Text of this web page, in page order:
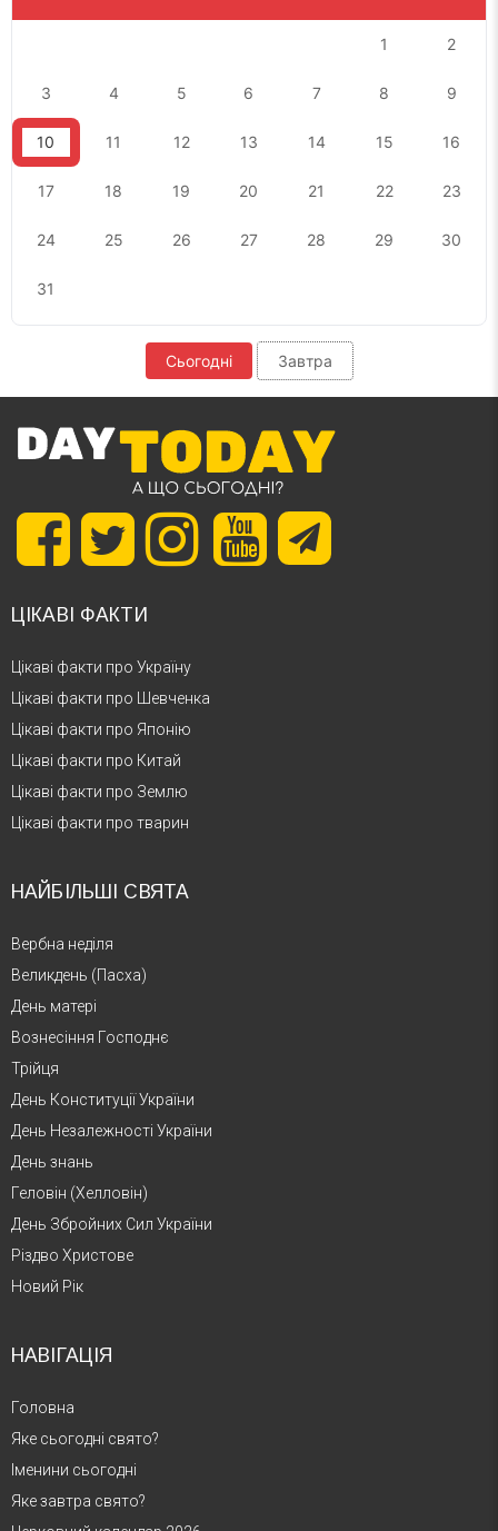
1 2
3 4 5 6 7 8 9
10 11 12 13 14 15 16
17 18 19 20 21 22 23
24 25 26 27 28 29 30
31
Сьогодні Завтра
ЦІКАВІ ФАКТИ
Цікаві факти про Україну
Цікаві факти про Шевченка
Цікаві факти про Японію
Цікаві факти про Китай
Цікаві факти про Землю
Цікаві факти про тварин
НАЙБІЛЬШІ СВЯТА
Вербна неділя
Великдень (Пасха)
День матері
Вознесіння Господнє
Трійця
День Конституції України
День Незалежності України
День знань
Геловін (Хелловін)
День Збройних Сил України
Різдво Христове
Новий Рік
НАВІГАЦІЯ
Головна
Яке сьогодні свято?
Іменини сьогодні
Яке завтра свято?